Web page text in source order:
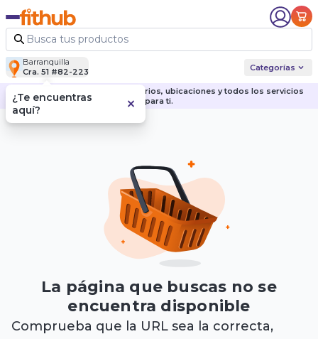
Barranquilla
Cra. 51 #82-223
Categorías
Descubre nuestras sedes, horarios, ubicaciones y todos los servicios
para ti.
La página que buscas no se
encuentra disponible
Comprueba que la URL sea la correcta,
¿Te encuentras
aquí?